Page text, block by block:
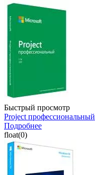
Быстрый просмотр
Project профессиональный
Подробнее
float(0)